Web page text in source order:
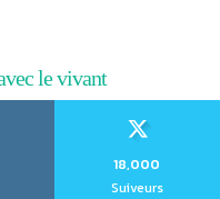
le vivant
18,000
Suiveurs